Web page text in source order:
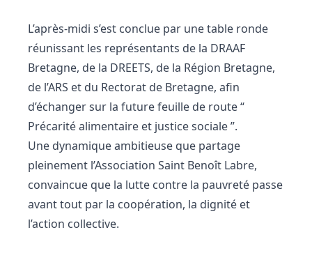
L’après-midi s’est conclue par une table ronde
réunissant les représentants de la DRAAF
Bretagne, de la DREETS, de la Région Bretagne,
de l’ARS et du Rectorat de Bretagne, afin
d’échanger sur la future feuille de route “
Précarité alimentaire et justice sociale ”.
Une dynamique ambitieuse que partage
pleinement l’Association Saint Benoît Labre,
convaincue que la lutte contre la pauvreté passe
avant tout par la coopération, la dignité et
l’action collective.